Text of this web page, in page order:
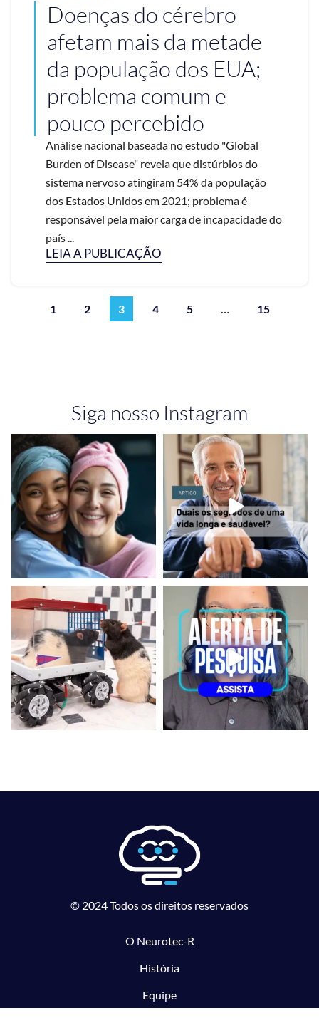
Doenças do cérebro
afetam mais da metade
da população dos EUA;
problema comum e
pouco percebido
Análise nacional baseada no estudo "Global
Burden of Disease" revela que distúrbios do
sistema nervoso atingiram 54% da população
dos Estados Unidos em 2021; problema é
responsável pela maior carga de incapacidade do
país ...
LEIA A PUBLICAÇÃO
1 2 3 4 5 … 15
Siga nosso Instagram
© 2024 Todos os direitos reservados
O Neurotec-R
História
Equipe